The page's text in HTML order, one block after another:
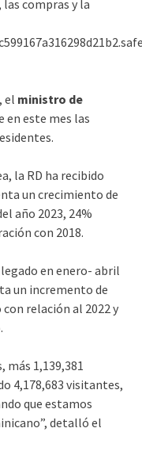
compras y la
el ministro de
en este mes las
la RD ha recibido
un crecimiento de
año 2023, 24%
con 2018.
en enero- abril
un incremento de
relación al 2022 y
más 1,139,381
4,178,683 visitantes,
que estamos
detalló el